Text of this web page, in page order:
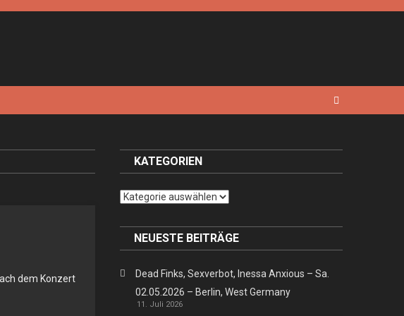
dem Konzert
KATEGORIEN
Kategorien
NEUESTE BEITRÄGE
Dead Finks, Sexverbot, Inessa Anxious – Sa.
02.05.2026 – Berlin, West Germany
11. Juli 2026